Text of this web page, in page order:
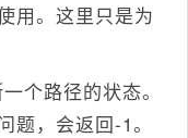
用。这里只是为
个路径的状态。
题，会返回-1。